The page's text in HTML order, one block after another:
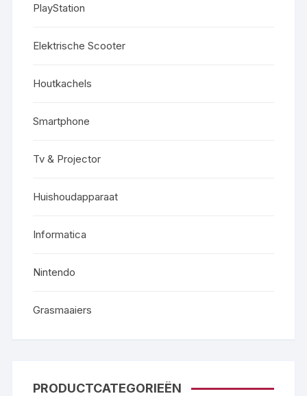
PlayStation
Elektrische Scooter
Houtkachels
Smartphone
Tv & Projector
Huishoudapparaat
Informatica
Nintendo
Grasmaaiers
PRODUCTCATEGORIEËN